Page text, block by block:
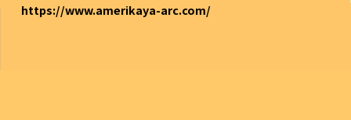
https://www.amerikaya-arc.com/